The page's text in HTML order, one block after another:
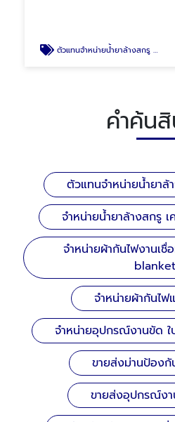
ตัวแทนจำหน่ายน้ำยาล้างสกรู Coratex
คำค้น
ตัวแทนจำหน่ายน้ำยา
จำหน่ายน้ำยาล้างสกรู
จำหน่ายผ้ากันไฟงานเชื่
จำหน่ายผ้ากันไฟ
จำหน่ายอุปกรณ์งานขัด ใ
ขายส่งม่านป้องกั
ขายส่งอุปกรณ์งา